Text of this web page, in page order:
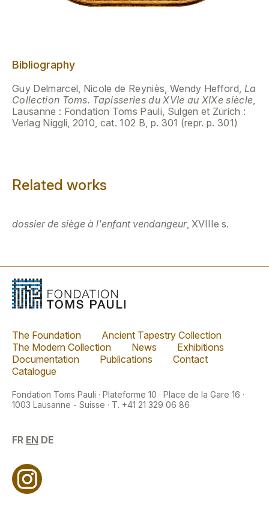
Bibliography
Guy Delmarcel, Nicole de Reyniès, Wendy Hefford, La
Collection Toms. Tapisseries du XVIe au XIXe siècle
Lausanne : Fondation Toms Pauli, Sulgen et Zürich :
Verlag Niggli, 2010, cat. 102 B, p. 301 (repr. p. 301)
Related works
dossier de siège à l'enfant vendangeur, XVIIIe s.
The Foundation
Ancient Tapestry Collection
The Modern Collection
News
Exhibitions
Documentation
Publications
Contact
Catalogue
Fondation Toms Pauli · Plateforme 10 · Place de la Gare 16 ·
1003 Lausanne - Suisse · T. +41 21 329 06 86
FR EN DE